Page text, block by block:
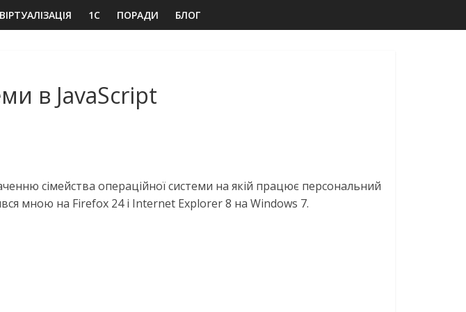
ВІРТУАЛІЗАЦІЯ 1C ПОРАДИ БЛОГ
в JavaScript
сімейства операційної системи на якій працює персональний
мною на Firefox 24 і Internet Explorer 8 на Windows 7.